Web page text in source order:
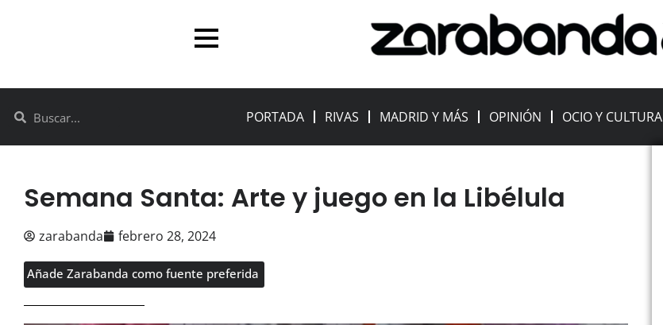
PORTADA RIVAS MADRID Y MÁS OPINIÓN OCIO Y CULTURA
Semana Santa: Arte y juego en la Libélula
zarabanda febrero 28, 2024
Añade Zarabanda como fuente preferida